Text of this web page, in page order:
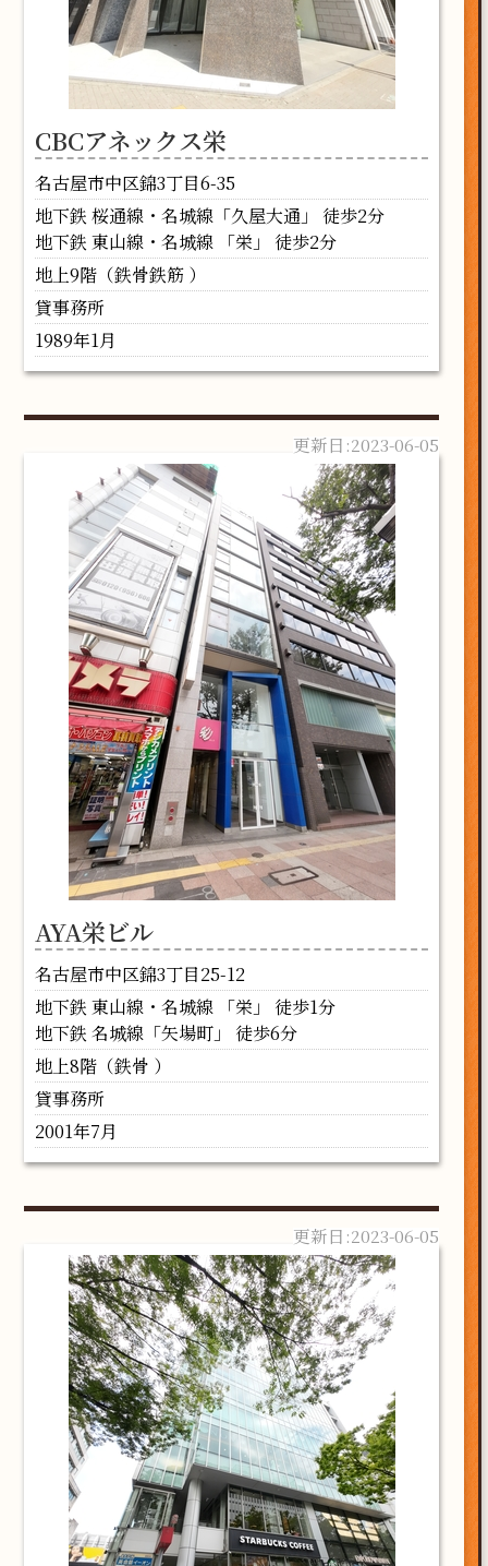
CBCアネックス栄
名古屋市中区錦3丁目6-35
地下鉄 桜通線・名城線「久屋大通」 徒歩2分
地下鉄 東山線・名城線 「栄」 徒歩2分
地上9階（鉄骨鉄筋 ）
貸事務所
1989年1月
AYA栄ビル
2023-06-05
名古屋市中区錦3丁目25-12
地下鉄 東山線・名城線 「栄」 徒歩1分
地下鉄 名城線「矢場町」 徒歩6分
地上8階（鉄骨 ）
貸事務所
2001年7月
2023-06-05